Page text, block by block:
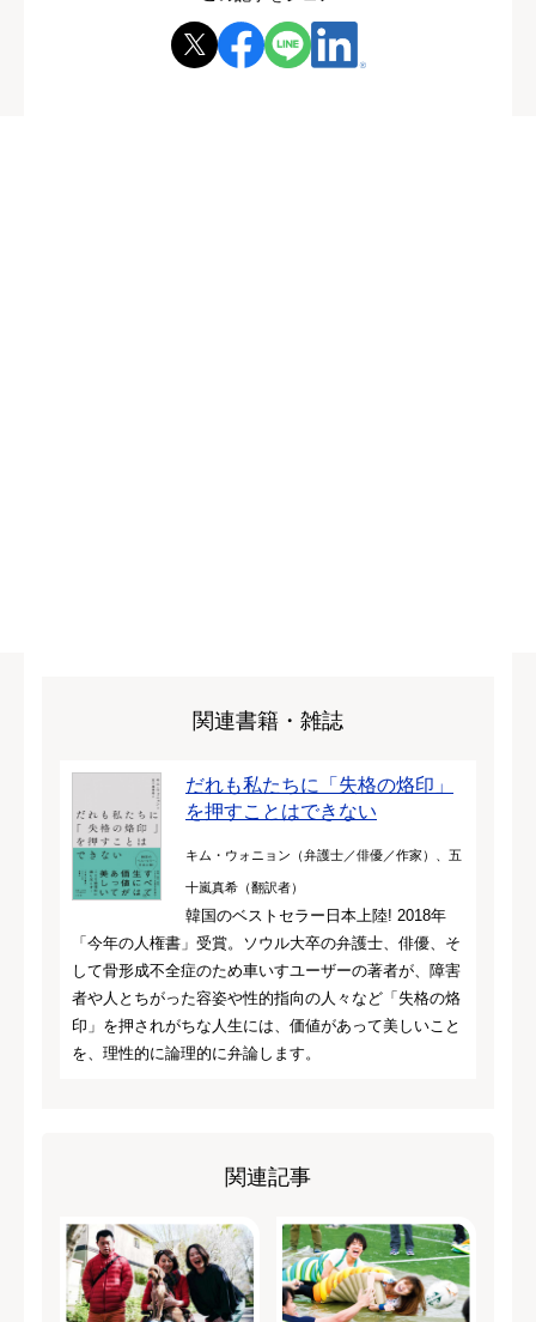
関連書籍・雑誌
だれも私たちに「失格の烙印」
を押すことはできない
キム・ウォニョン（弁護士／俳優／作家）、五
十嵐真希（翻訳者）
韓国のベストセラー日本上陸! 2018年
「今年の人権書」受賞。ソウル大卒の弁護士、俳優、そ
して骨形成不全症のため車いすユーザーの著者が、障害
者や人とちがった容姿や性的指向の人々など「失格の烙
印」を押されがちな人生には、価値があって美しいこと
を、理性的に論理的に弁論します。
関連記事